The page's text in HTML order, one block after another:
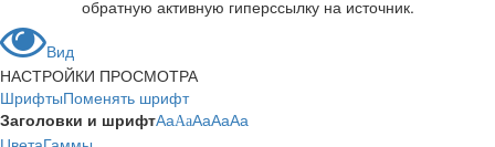
обратную активную гиперссылку на источник.
Вид
НАСТРОЙКИ ПРОСМОТРА
ШрифтыПоменять шрифт
Заголовки и шрифтAaAaAaAaAa